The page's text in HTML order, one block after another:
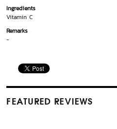
Ingredients
Vitamin C
Remarks
-
FEATURED REVIEWS